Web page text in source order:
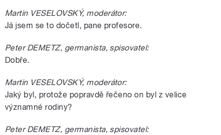
Martin VESELOVSKÝ, moderátor:
Já jsem se to dočetl, pane profesore.
Peter DEMETZ, germanista, spisovatel:
Dobře.
Martin VESELOVSKÝ, moderátor:
Jaký byl, protože popravdě řečeno on byl z velice
významné rodiny?
Peter DEMETZ, germanista, spisovatel: